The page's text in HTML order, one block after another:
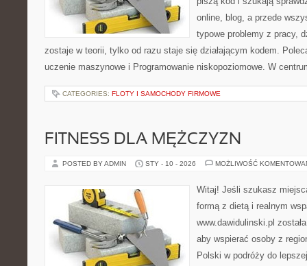
online, blog, a przede
typowe problemy z pracy,
zostaje w teorii, tylko od razu staje się działającym kodem.
uczenie maszynowe i Programowanie niskopoziomowe. W
CATEGORIES: FLOTY I SAMOCHODY FIRMOWE
FITNESS DLA MĘŻCZYZN
POSTED BY ADMIN STY - 10 - 2026 MOŻLIWOŚĆ
Witaj! Jeśli szukasz
formą z dietą i realnym
www.dawidulinski.pl
aby wspierać osoby z
Polski w podróży do